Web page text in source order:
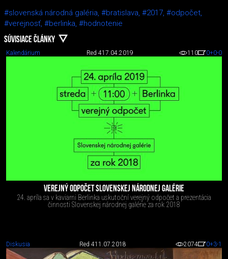
#slovenská národná galéria, #bratislava, #2017, #odpočet,
#verejnosť, #berlinka, #hodnotenie
SÚVISIACE ČLÁNKY
Kalendárium Red 417.04.2019 110 0+0-0
VEREJNÝ ODPOČET SLOVENSKEJ NÁRODNEJ GALÉRIE
24. apríla sa v kaviarni Berlinka uskutoční verejný odpočet a prezentácia
činnosti Slovenskej národnej galérie za rok 2018
Diskusia Red 411.07.2018 2074 0+3-1